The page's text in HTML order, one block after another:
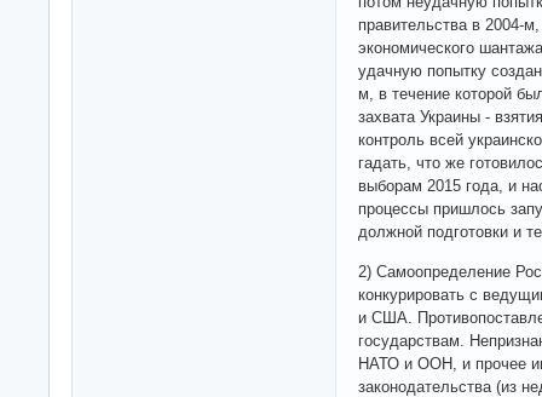
правительства в 2004-
экономического
удачную попытку
м, в течение которой
захвата Украины -
контроль всей
гадать, что же
выборам 2015 года, и
процессы пришлось
должной подготовки и
2) Самоопределение
конкурировать с
и США.
государствам.
НАТО и ООН, и прочее
законодательства (из